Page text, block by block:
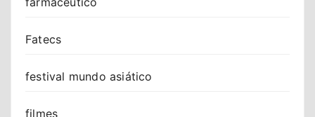
Fatecs
festival mundo asiático
filmes